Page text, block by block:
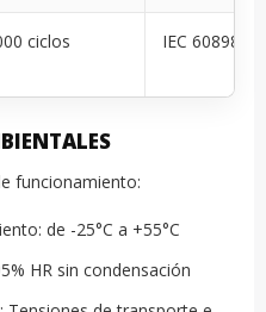
ciclos IEC 60898
funcionamiento:
de -25°C a +55°C
HR sin condensación